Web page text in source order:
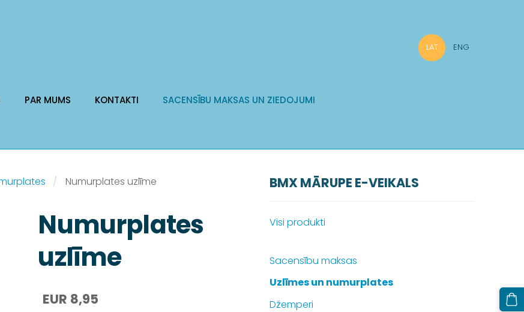
PAR MUMS KONTAKTI
SACENSĪBU MAKSAS UN ZIEDOJUMI
LAT ENG
BMX MĀRUPE E-VEIKALS
Visi produkti
Sacensību maksas
Uzlīmes un numurplates
Džemperi
Numurplates uzlīme
Numurplates
uzlīme
EUR 8,95